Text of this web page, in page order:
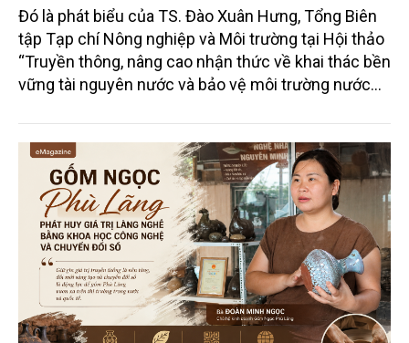
Đó là phát biểu của TS. Đào Xuân Hưng, Tổng Biên
tập Tạp chí Nông nghiệp và Môi trường tại Hội thảo
“Truyền thông, nâng cao nhận thức về khai thác bền
vững tài nguyên nước và bảo vệ môi trường nước
trường phối hợp với Sở Nông nghiệp và Môi trường
tỉnh Lai Châu tổ chức ngày 10/7/2026. Hội thảo thu
hút sự tham gia của hơn 100 đại biểu là lãnh đạo
các đơn vị thuộc Bộ Nông nghiệp và Môi trường,
chuyên gia, nhà khoa học, Sở Nông nghiệp và Môi
trường tỉnh Lai Châu và đại diện các cơ quan đơn vị
doanh nghiệp ở các tỉnh miền núi phía Bắc.